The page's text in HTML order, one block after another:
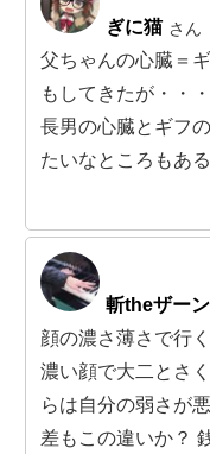
ぎに猫 さん
父ちゃんの心臓＝
もしてきたが・・
長男の心臓とギフ
たいなところもあ
斬theザーン
顔の濃さ薄さで行
濃い顔で大二とさ
らは自分の弱さが
差もこの違いか？